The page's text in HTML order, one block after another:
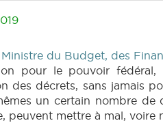
du Budget, des
pour le pouvoir fédéral,
des décrets, sans jamais
un certain nombre
peuvent mettre à mal, voire